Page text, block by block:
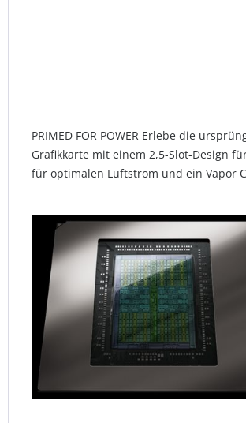
PRIMED FOR POWER Erlebe die
Grafikkarte mit einem 2,5-Slot-Design
für optimalen Luftstrom und ein Vapor